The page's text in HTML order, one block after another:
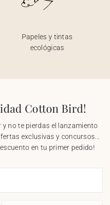
Papeles y tintas
ecológicas
Cotton Bird!
no te pierdas el lanzamiento
exclusivas y concursos...
en tu primer pedido!